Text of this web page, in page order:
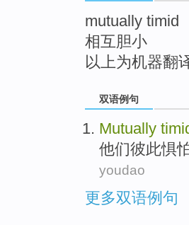
mutually timid
相互胆小
以上为机器翻
双语例句
Mutually
他们彼此惧
youdao
更多双语例句